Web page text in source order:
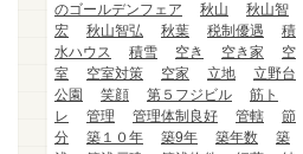
のゴールデンフェア
秋山
秋山智
宏
秋山智弘 秋葉 税制優遇
積
水ハウス
積雪 空き 空き家
空
室
空室対策 空家 立地
立野台
公園
笑顔 第５フジビル
筋ト
レ
管理 管理体制良好 管轄
節
分
築１０年 築9年 築年数
築